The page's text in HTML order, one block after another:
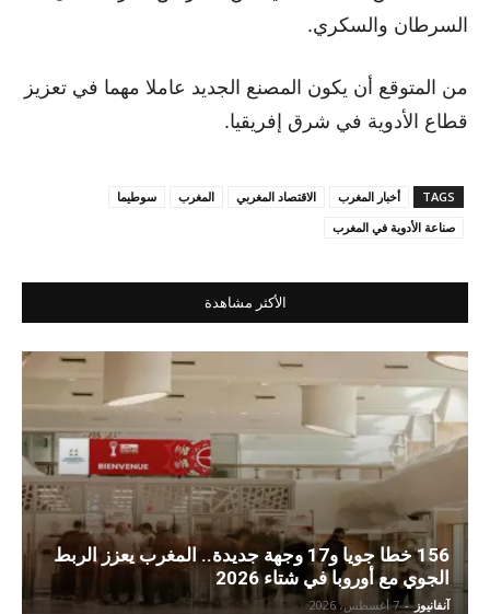
السرطان والسكري.
من المتوقع أن يكون المصنع الجديد عاملا مهما في تعزيز
قطاع الأدوية في شرق إفريقيا.
TAGS أخبار المغرب الاقتصاد المغربي المغرب
سوطيما
صناعة الأدوية في المغرب
الأكثر مشاهدة
156 خطا جويا و17 وجهة جديدة.. المغرب يعزز الربط
الجوي مع أوروبا في شتاء 2026
آنفانيوز - 7 أغسطس، 2026